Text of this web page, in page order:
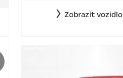
Zobrazit vozidlo